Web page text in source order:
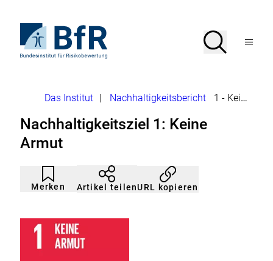
Seiteninhalt
springenStartseite
von
Suche
SucheMenü
Brotkrumennavigation
Das Institut Nachhaltigkeitsbericht 1 - Keine Armut
Nachhaltigkeitsziel 1: Keine
Armut
Merken
Artikel
nicht
gemerkt
Durch
Klicken
der
Artikel teilenURL kopieren